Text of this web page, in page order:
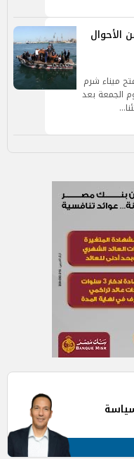
الأحوال
ميناء شرم
الجمعة بعد